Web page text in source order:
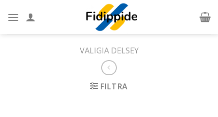
VALIGIA DELSEY
FILTRA